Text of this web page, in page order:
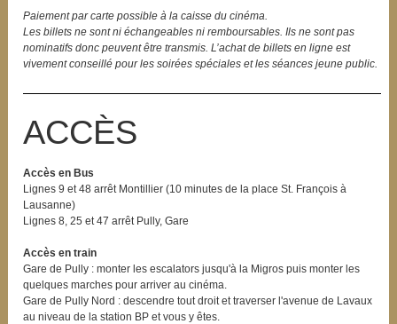
Paiement par carte possible à la caisse du cinéma.
Les billets ne sont ni échangeables ni remboursables. Ils ne sont pas
nominatifs donc peuvent être transmis. L’achat de billets en ligne est
vivement conseillé pour les soirées spéciales et les séances jeune public.
ACCÈS
Accès en Bus
Lignes 9 et 48 arrêt Montillier (10 minutes de la place St. François à
Lausanne)
Lignes 8, 25 et 47 arrêt Pully, Gare
Accès en train
Gare de Pully : monter les escalators jusqu'à la Migros puis monter les
quelques marches pour arriver au cinéma.
Gare de Pully Nord : descendre tout droit et traverser l'avenue de Lavaux
au niveau de la station BP et vous y êtes.